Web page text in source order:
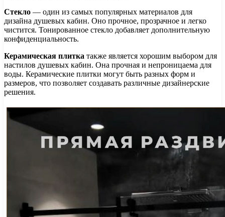
Стекло — один из самых популярных материалов для
дизайна душевых кабин. Оно прочное, прозрачное и легко
чистится. Тонированное стекло добавляет дополнительную
конфиденциальность.
Керамическая плитка также является хорошим выбором для
настилов душевых кабин. Она прочная и непроницаема для
воды. Керамические плитки могут быть разных форм и
размеров, что позволяет создавать различные дизайнерские
решения.